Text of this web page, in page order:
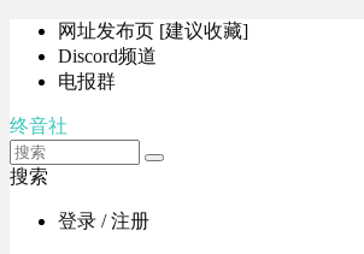
网址发布页 [建议收藏]
Discord频道
电报群
终音社
搜索
登录 / 注册